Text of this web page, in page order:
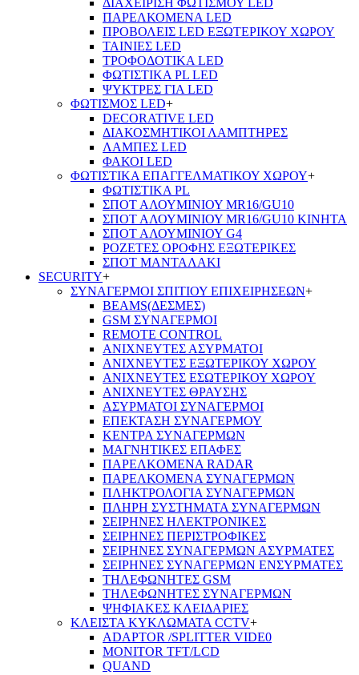
ΔΙΑΧΕΙΡΙΣΗ ΦΩΤΙΣΜΟΥ LED
ΠΑΡΕΛΚΟΜΕΝΑ LED
ΠΡΟΒΟΛΕΙΣ LED ΕΞΩΤΕΡΙΚΟΥ ΧΩΡΟΥ
ΤΑΙΝΙΕΣ LED
ΤΡΟΦΟΔΟΤΙΚΑ LED
ΦΩΤΙΣΤΙΚΑ PL LED
ΨΥΚΤΡΕΣ ΓΙΑ LED
ΦΩΤΙΣΜΟΣ LED+
DECORATIVE LED
ΔΙΑΚΟΣΜΗΤΙΚΟΙ ΛΑΜΠΤΗΡΕΣ
ΛΑΜΠΕΣ LED
ΦΑΚΟΙ LED
ΦΩΤΙΣΤΙΚΑ ΕΠΑΓΓΕΛΜΑΤΙΚΟΥ ΧΩΡΟΥ+
ΦΩΤΙΣΤΙΚΑ PL
ΣΠΟΤ ΑΛΟΥΜΙΝΙΟΥ MR16/GU10
ΣΠΟΤ ΑΛΟΥΜΙΝΙΟΥ MR16/GU10 ΚΙΝΗΤΑ
ΣΠΟΤ ΑΛΟΥΜΙΝΙΟΥ G4
ΡΟΖΕΤΕΣ ΟΡΟΦΗΣ ΕΞΩΤΕΡΙΚΕΣ
ΣΠΟΤ ΜΑΝΤΑΛΑΚΙ
SECURITY+
ΣΥΝΑΓΕΡΜΟΙ ΣΠΙΤΙΟΥ ΕΠΙΧΕΙΡΗΣΕΩΝ+
BEAMS(ΔΕΣΜΕΣ)
GSM ΣΥΝΑΓΕΡΜΟΙ
REMOTE CONTROL
ΑΝΙΧΝΕΥΤΕΣ ΑΣΥΡΜΑΤΟΙ
ΑΝΙΧΝΕΥΤΕΣ ΕΞΩΤΕΡΙΚΟΥ ΧΩΡΟΥ
ΑΝΙΧΝΕΥΤΕΣ ΕΣΩΤΕΡΙΚΟΥ ΧΩΡΟΥ
ΑΝΙΧΝΕΥΤΕΣ ΘΡΑΥΣΗΣ
ΑΣΥΡΜΑΤΟΙ ΣΥΝΑΓΕΡΜΟΙ
ΕΠΕΚΤΑΣΗ ΣΥΝΑΓΕΡΜΟΥ
ΚΕΝΤΡΑ ΣΥΝΑΓΕΡΜΩΝ
ΜΑΓΝΗΤΙΚΕΣ ΕΠΑΦΕΣ
ΠΑΡΕΛΚOΜΕΝΑ RADAR
ΠΑΡΕΛΚΟΜΕΝΑ ΣΥΝΑΓΕΡΜΩΝ
ΠΛΗΚΤΡΟΛΟΓΙΑ ΣΥΝΑΓΕΡΜΩΝ
ΠΛΗΡΗ ΣΥΣΤΗΜΑΤΑ ΣΥΝΑΓΕΡΜΩΝ
ΣΕΙΡΗΝΕΣ ΗΛΕΚΤΡΟΝΙΚΕΣ
ΣΕΙΡΗΝΕΣ ΠΕΡΙΣΤΡΟΦΙΚΕΣ
ΣΕΙΡΗΝΕΣ ΣΥΝΑΓΕΡΜΩΝ ΑΣΥΡΜΑΤΕΣ
ΣΕΙΡΗΝΕΣ ΣΥΝΑΓΕΡΜΩΝ ΕΝΣΥΡΜΑΤΕΣ
ΤΗΛΕΦΩΝΗΤΕΣ GSM
ΤΗΛΕΦΩΝΗΤΕΣ ΣΥΝΑΓΕΡΜΩΝ
ΨΗΦΙΑΚΕΣ ΚΛΕΙΔΑΡΙΕΣ
ΚΛΕΙΣΤΑ ΚΥΚΛΩΜΑΤΑ CCTV+
ADAPTOR /SPLITTER VIDE0
MONITOR TFT/LCD
QUAND